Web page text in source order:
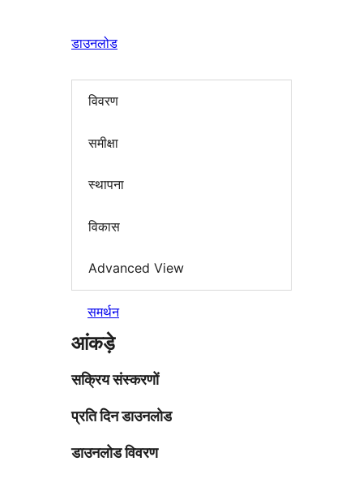
डाउनलोड
विवरण
समीक्षा
स्थापना
विकास
Advanced View
समर्थन
आंकड़े
सक्रिय संस्करणों
प्रति दिन डाउनलोड
डाउनलोड विवरण